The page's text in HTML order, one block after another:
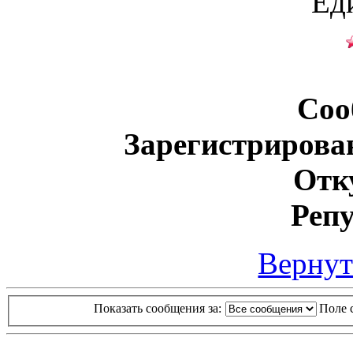
Показать сообщения за: Поле